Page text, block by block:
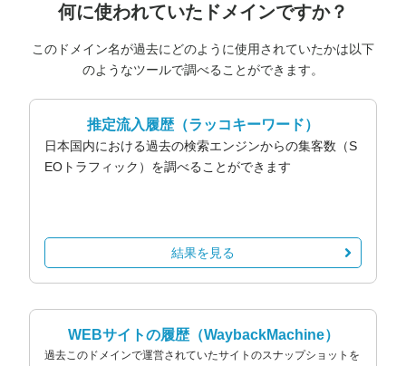
何に使われていたドメインですか？
このドメイン名が過去にどのように使用されていたかは以下
のようなツールで調べることができます。
推定流入履歴（ラッコキーワード）
日本国内における過去の検索エンジンからの集客数（S
EOトラフィック）を調べることができます
結果を見る
WEBサイトの履歴（WaybackMachine）
過去このドメインで運営されていたサイトのスナップショットを